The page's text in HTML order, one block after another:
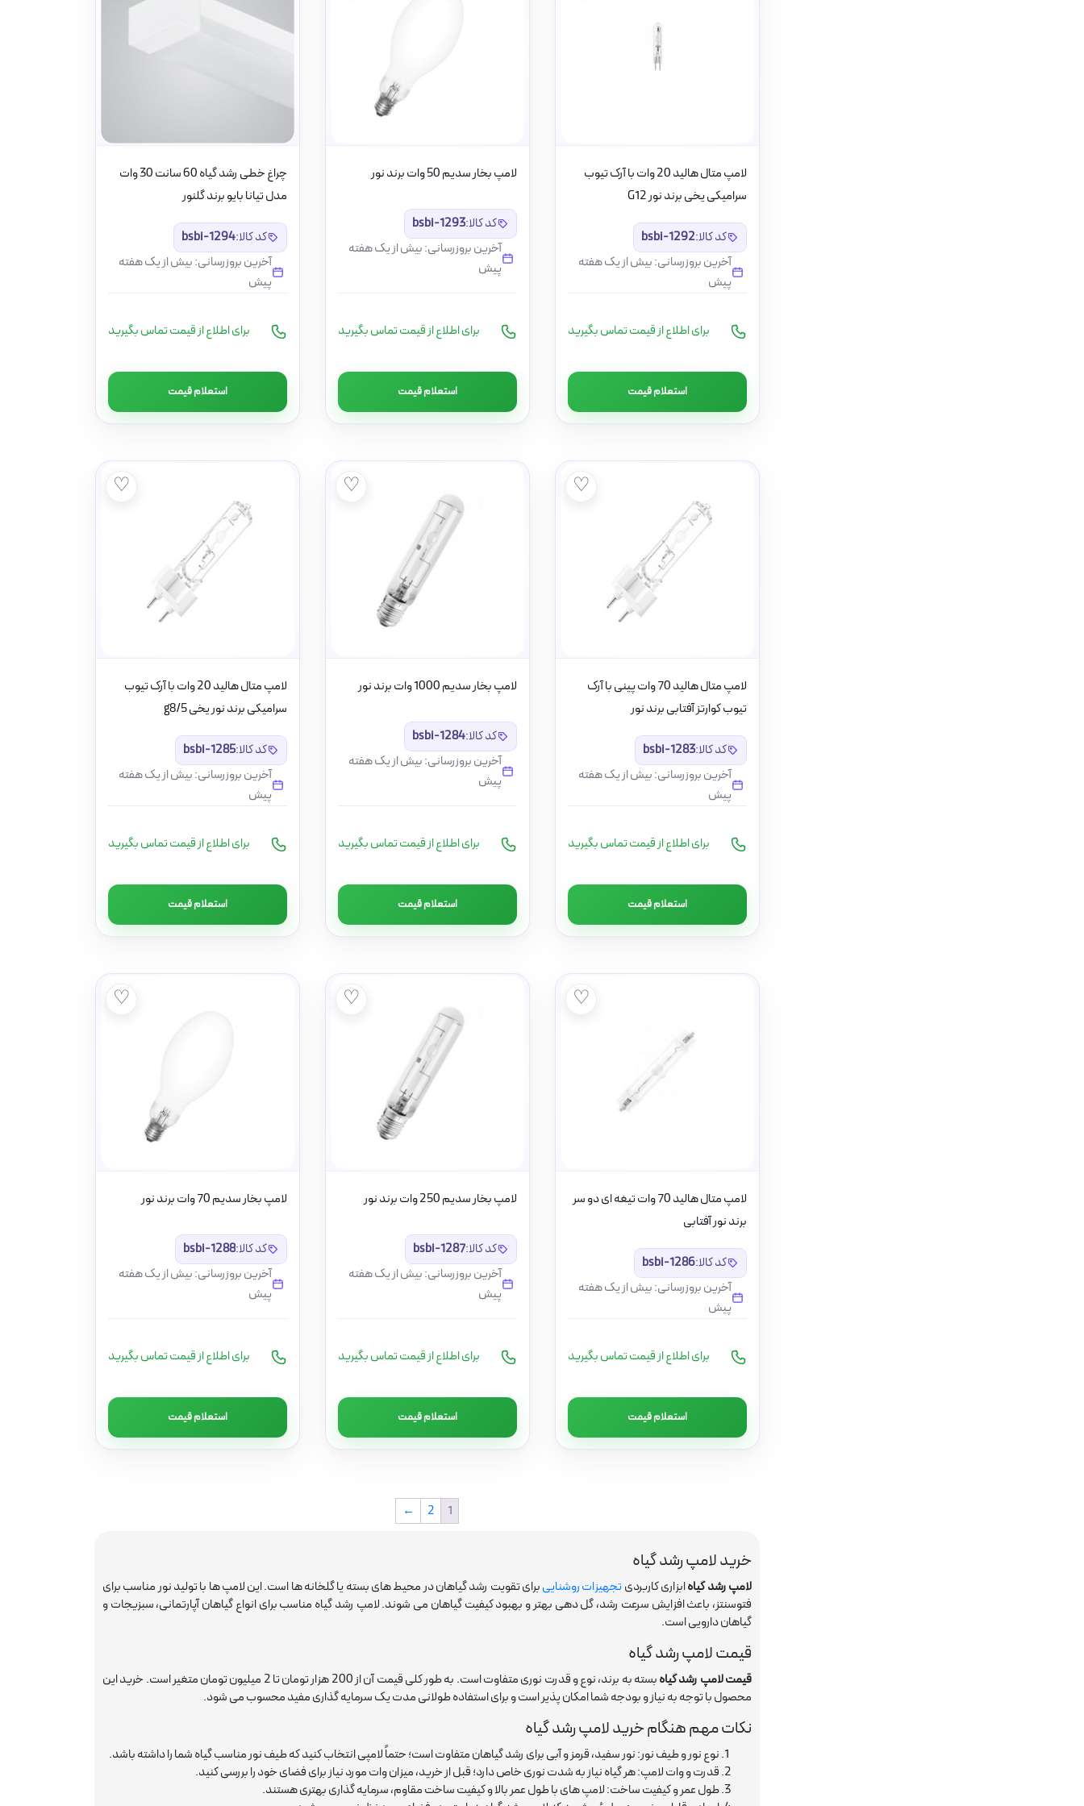
لامپ متال هالید 20 وات با آرک تیوب
سرامیکی یخی برند نور G12
کد کالا:bsbi-1292
آخرین بروزرسانی: بیش از یک هفته
پیش
برای اطلاع از قیمت تماس بگیرید
استعلام قیمت
لامپ بخار سدیم 50 وات برند نور
کد کالا:bsbi-1293
آخرین بروزرسانی: بیش از یک هفته
پیش
برای اطلاع از قیمت تماس بگیرید
استعلام قیمت
چراغ خطی رشد گیاه 60 سانت 30 وات
مدل تیانا بایو برند گلنور
کد کالا:bsbi-1294
آخرین بروزرسانی: بیش از یک هفته
پیش
برای اطلاع از قیمت تماس بگیرید
استعلام قیمت
♡
لامپ متال هالید 70 وات پینی با آرک
تیوب كوارتز آفتابی برند نور
کد کالا:bsbi-1283
آخرین بروزرسانی: بیش از یک هفته
پیش
برای اطلاع از قیمت تماس بگیرید
استعلام قیمت
♡
لامپ بخار سدیم 1000 وات برند نور
کد کالا:bsbi-1284
آخرین بروزرسانی: بیش از یک هفته
پیش
برای اطلاع از قیمت تماس بگیرید
استعلام قیمت
♡
لامپ متال هالید 20 وات با آرک تیوب
سرامیکی برند نور یخی g8/5
کد کالا:bsbi-1285
آخرین بروزرسانی: بیش از یک هفته
پیش
برای اطلاع از قیمت تماس بگیرید
استعلام قیمت
♡
لامپ متال هالید 70 وات تیغه ای دو سر
برند نور آفتابی
کد کالا:bsbi-1286
آخرین بروزرسانی: بیش از یک هفته
پیش
برای اطلاع از قیمت تماس بگیرید
استعلام قیمت
♡
لامپ بخار سدیم 250 وات برند نور
کد کالا:bsbi-1287
آخرین بروزرسانی: بیش از یک هفته
پیش
برای اطلاع از قیمت تماس بگیرید
استعلام قیمت
♡
لامپ بخار سدیم 70 وات برند نور
کد کالا:bsbi-1288
آخرین بروزرسانی: بیش از یک هفته
پیش
برای اطلاع از قیمت تماس بگیرید
استعلام قیمت
1
2
←
خرید لامپ رشد گیاه
لامپ رشد گیاهابزاری کاربردی تجهیزات روشناییبرای تقویت رشد گیاهان در محیط های بسته یا گلخانه ها است. این لامپ ها با تولید نور مناسب برای
فتوسنتز، باعث افزایش سرعت رشد، گل دهی بهتر و بهبود کیفیت گیاهان می شوند. لامپ رشد گیاه مناسب برای انواع گیاهان آپارتمانی، سبزیجات و
گیاهان دارویی است.
قیمت لامپ رشد گیاه
قیمت لامپ رشد گیاه
بسته به برند، نوع و قدرت نوری متفاوت است. به طور کلی قیمت آن از 200 هزار تومان تا 2 میلیون تومان متغیر است. خرید این
محصول با توجه به نیاز و بودجه شما امکان پذیر است و برای استفاده طولانی مدت یک سرمایه گذاری مفید محسوب می شود.
نکات مهم هنگام خرید لامپ رشد گیاه
نوع نور و طیف نور: نور سفید، قرمز و آبی برای رشد گیاهان متفاوت است؛ حتماً لامپی انتخاب کنید که طیف نور مناسب گیاه شما را داشته باشد.
قدرت و وات لامپ: هر گیاه نیاز به شدت نوری خاص دارد؛ قبل از خرید، میزان وات مورد نیاز برای فضای خود را بررسی کنید.
طول عمر و کیفیت ساخت: لامپ های با طول عمر بالا و کیفیت ساخت مقاوم، سرمایه گذاری بهتری هستند.